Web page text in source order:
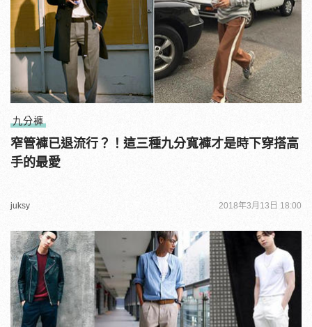
九分褲
窄管褲已退流行？！這三種九分寬褲才是時下穿搭高
手的最愛
juksy 2018年3月13日 18:00